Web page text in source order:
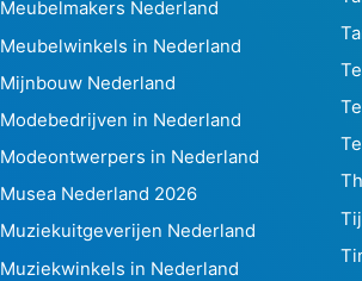
Meubelmakers Nederland
Meubelwinkels in Nederland
Mijnbouw Nederland
Modebedrijven in Nederland
Modeontwerpers in Nederland
Musea Nederland 2026
Muziekuitgeverijen Nederland
Muziekwinkels in Nederland